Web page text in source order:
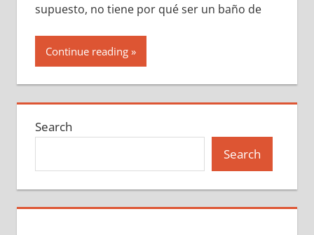
supuesto, no tiene por qué ser un baño de
Continue reading
Search
Search